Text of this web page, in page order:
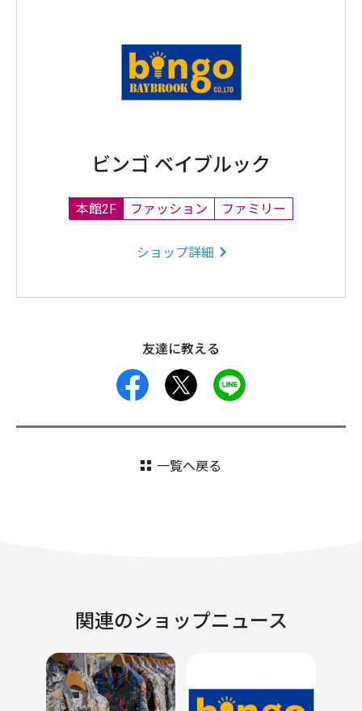
ビンゴ ベイブルック
本館2F ファッション ファミリー
ショップ詳細
友達に教える
facebook
一覧へ戻る
関連のショップニュース